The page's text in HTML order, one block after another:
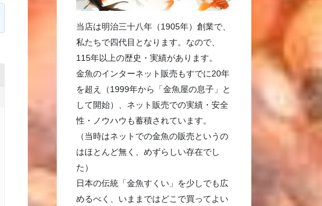
当店は明治三十八年（1905年）創業で、
私たちで四代目となります。なので、
115年以上の歴史・実績があります。
金魚のインターネット販売もすでに20年
を超え（1999年から「金魚屋の息子」と
して開始）、ネット販売での実績・安全
性・ノウハウも蓄積されています。
（当時はネットでの金魚の販売というの
はほとんど無く、めずらしい存在でし
た）
日本の伝統「金魚すくい」を少しでも広
めるべく、いままではどこで買ってよい